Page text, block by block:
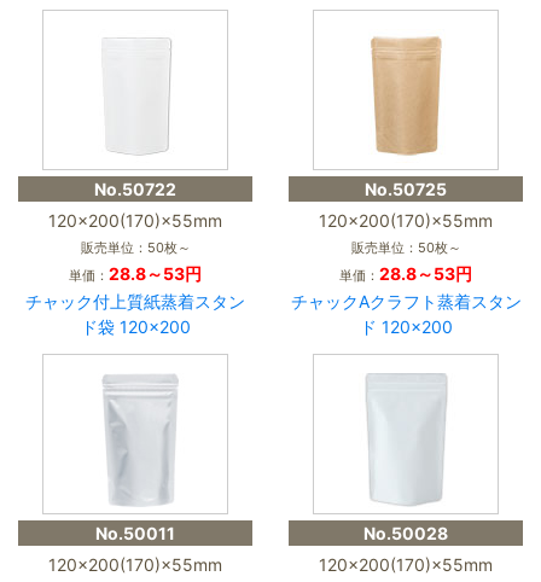
No.50722
120×200(170)×55mm
販売単位：50枚～
単価： 28.8～53円
チャック付上質紙蒸着スタン
ド袋 120×200
No.50725
120×200(170)×55mm
販売単位：50枚～
単価： 28.8～53円
チャックAクラフト蒸着スタン
ド 120×200
No.50011
120×200(170)×55mm
No.50028
120×200(170)×55mm